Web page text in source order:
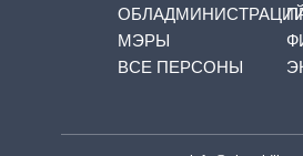
МЭРЫ
ВСЕ ПЕРСОНЫ